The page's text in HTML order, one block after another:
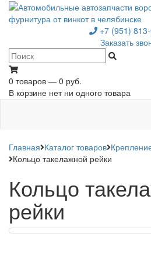
+7 (951)
Заказать
0 товаров — 0 руб.
В корзине нет ни одного товара
Главная Каталог товаров
Кольцо такелажной рейки
Кольцо
рейки